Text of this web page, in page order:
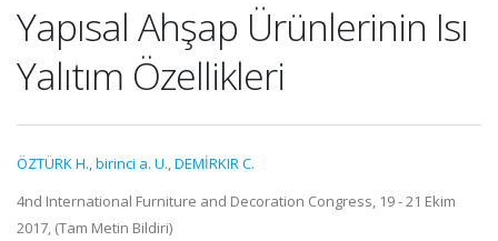
Yapısal Ahşap Ürünlerinin Isı
Yalıtım Özellikleri
ÖZTÜRK H.,birinci a. U.,DEMİRKIR C.
4nd International Furniture and Decoration Congress, 19 - 21 Ekim
2017, (Tam Metin Bildiri)